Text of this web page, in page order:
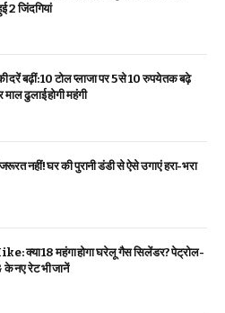
2 जिंदगियां
दरें बढ़ीं: 10 टोल प्लाजा पर 5 से 10 रुपये तक बढ़े
ढुलाई होगी महंगी
नहीं! घर की पुरानी डंडी से ऐसे उगाएं हरा-भरा
क्या ₹18 महंगा होगा घरेलू गैस सिलेंडर? पेट्रोल-
नए रेट भी जानें